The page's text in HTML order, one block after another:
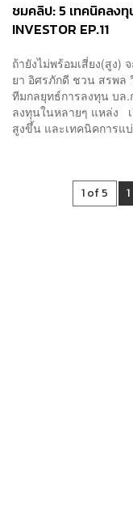
ชมคลิป: 5 เทคนิคลงทุ
INVESTOR EP.11
ถ้ายังไม่พร้อมเสี่ยง(สูง)
ยา อิศรภักดี ชวน สรพล
ทีมกลยุทธ์การลงทุน บล.
ลงทุนในหลายๆ แหล่ง
สูงขึ้น และเทคนิคการแ
1 of 5 1